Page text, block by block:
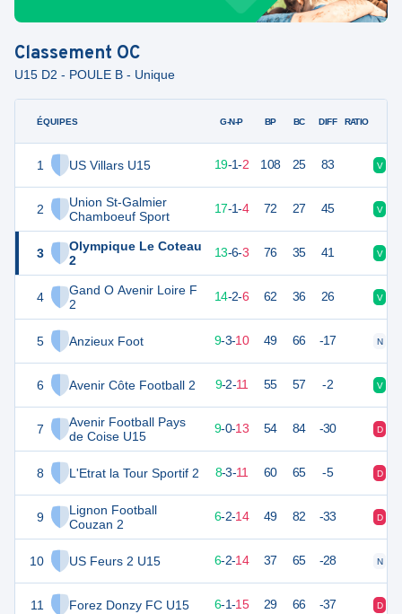
Classement OC
U15 D2 - POULE B - Unique
ÉQUIPES
1 US Villars U15
2
Union St-Galmier
Chamboeuf Sport
3
Olympique Le Coteau
2
4
Gand O Avenir Loire F
2
5 Anzieux Foot
6 Avenir Côte Football 2
7
Avenir Football Pays
de Coise U15
8 L'Etrat la Tour Sportif 2
9
Lignon Football
Couzan 2
10 US Feurs 2 U15
11 Forez Donzy FC U15
G-N-P BP BC DIFF RATIO
19-1-2 108 25 83 V
52 17-1-4 72 27 45 V
45 22 13-6-3 76 35 41 V
44 22 14-2-6 62 36 26 V
9-3-10 49 66 -17 N
29 22 9-2-11 55 57 -2 V
27 9-0-13 54 84 -30 D
26 22 8-3-11 60 65 -5 D
6-2-14 49 82 -33 D
20 6-2-14 37 65 -28 N
19 22 6-1-15 29 66 -37 D